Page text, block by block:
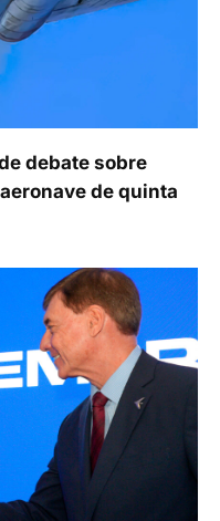
debate sobre
de quinta